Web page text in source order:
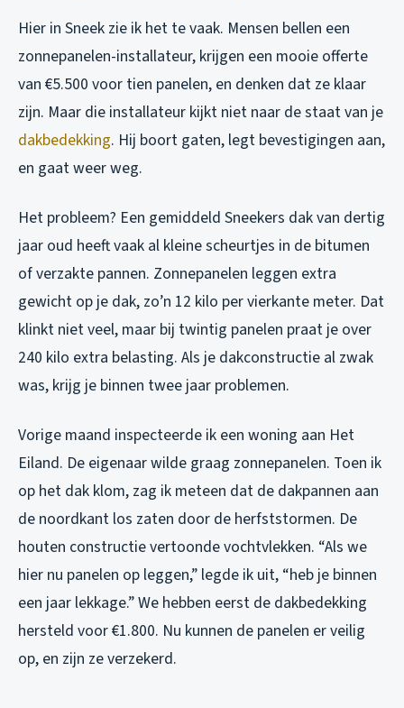
Hier in Sneek zie ik het te vaak. Mensen bellen een
zonnepanelen-installateur, krijgen een mooie offerte
van €5.500 voor tien panelen, en denken dat ze klaar
zijn. Maar die installateur kijkt niet naar de staat van je
dakbedekking. Hij boort gaten, legt bevestigingen aan,
en gaat weer weg.
Het probleem? Een gemiddeld Sneekers dak van dertig
jaar oud heeft vaak al kleine scheurtjes in de bitumen
of verzakte pannen. Zonnepanelen leggen extra
gewicht op je dak, zo’n 12 kilo per vierkante meter. Dat
klinkt niet veel, maar bij twintig panelen praat je over
240 kilo extra belasting. Als je dakconstructie al zwak
was, krijg je binnen twee jaar problemen.
Vorige maand inspecteerde ik een woning aan Het
Eiland. De eigenaar wilde graag zonnepanelen. Toen ik
op het dak klom, zag ik meteen dat de dakpannen aan
de noordkant los zaten door de herfststormen. De
houten constructie vertoonde vochtvlekken. “Als we
hier nu panelen op leggen,” legde ik uit, “heb je binnen
een jaar lekkage.” We hebben eerst de dakbedekking
hersteld voor €1.800. Nu kunnen de panelen er veilig
op, en zijn ze verzekerd.